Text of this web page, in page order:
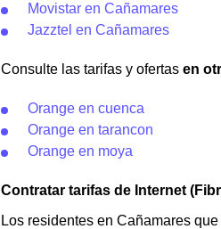
Movistar en Cañamares
Jazztel en Cañamares
Consulte las tarifas y ofertas en
Orange en cuenca
Orange en tarancon
Orange en moya
Contratar tarifas de Internet
Los residentes en Cañamares